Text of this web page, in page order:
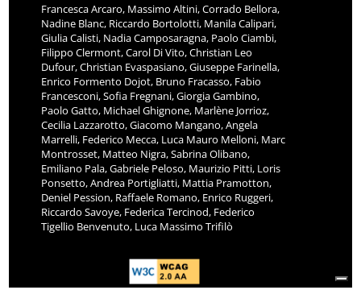
Francesca Arcaro, Massimo Altini, Corrado Bellora,
Nadine Blanc, Riccardo Bortolotti, Manila Calipari,
Giulia Calisti, Nadia Camposaragna, Paolo Ciambi,
Filippo Clermont, Carol Di Vito, Christian Leo
Dufour, Christian Evaspasiano, Giuseppe Farinella,
Enrico Formento Dojot, Bruno Fracasso, Fabio
Francesconi, Sofia Fregnani, Giorgia Gambino,
Paolo Gatto, Michael Ghignone, Marlène Jorrioz,
Cecilia Lazzarotto, Giacomo Mangano, Angela
Marrelli, Federico Mecca, Luca Mauro Melloni, Marc
Montrosset, Matteo Nigra, Sabrina Olibano,
Emiliano Pala, Gabriele Peloso, Maurizio Pitti, Loris
Ponsetto, Andrea Portigliatti, Mattia Pramotton,
Deniel Pession, Raffaele Romano, Enrico Ruggeri,
Riccardo Savoye, Federica Tercinod, Federico
Tigellio Benvenuto, Luca Massimo Trifilò